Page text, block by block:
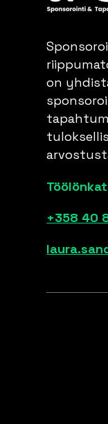
on
+358 40